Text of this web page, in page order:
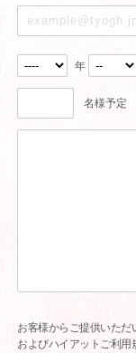
年
名様予定
お客様からご提供いただ
およびハイアットご利用